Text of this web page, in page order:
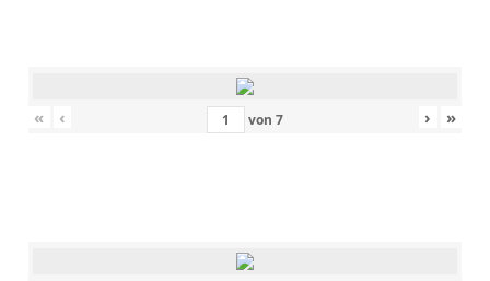
« ‹ von 7 › »